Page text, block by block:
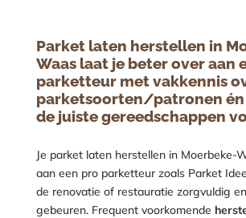
Parket laten herstellen in
Waas laat je beter over aan
parketteur met vakkennis
parketsoorten/patronen én
de juiste gereedschappen
Je parket laten herstellen in Moerbeke-
aan een pro parketteur zoals Parket
de renovatie of restauratie zorgvuldig
gebeuren. Frequent voorkomende